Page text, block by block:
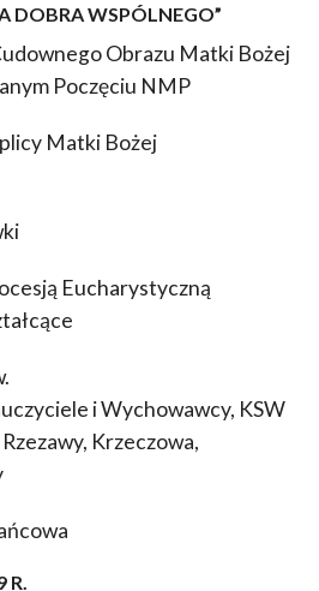
DOBRA WSPÓLNEGO”
Obrazu Matki Bożej
Poczęciu NMP
Matki Bożej
Eucharystyczną
i Wychowawcy, KSW
Krzeczowa,